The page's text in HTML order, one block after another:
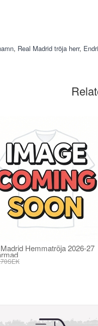
, Real Madrid tröja herr,
Hemmatröja 2026-27